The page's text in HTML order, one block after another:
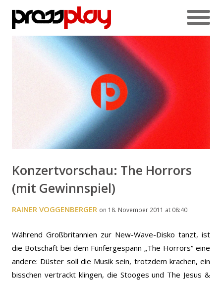
Konzertvorschau: The Horrors
(mit Gewinnspiel)
RAINER VOGGENBERGER on 18. November 2011 at 08:40
Während Großbritannien zur New-Wave-Disko tanzt, ist
die Botschaft bei dem Fünfergespann „The Horrors“ eine
andere: Düster soll die Musik sein, trotzdem krachen, ein
bisschen vertrackt klingen, die Stooges und The Jesus &